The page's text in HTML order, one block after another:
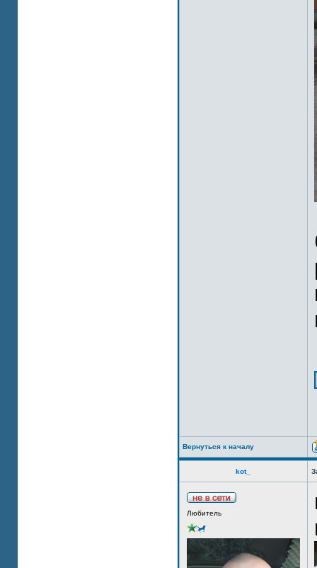
Вернуться к началу
kot_
Любитель